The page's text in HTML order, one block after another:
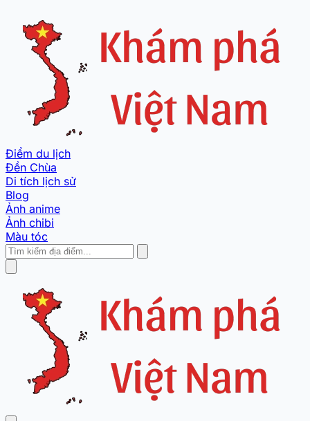
Điểm du lịch
Đền Chùa
Di tích lịch sử
Blog
Ảnh anime
Ảnh chibi
Màu tóc